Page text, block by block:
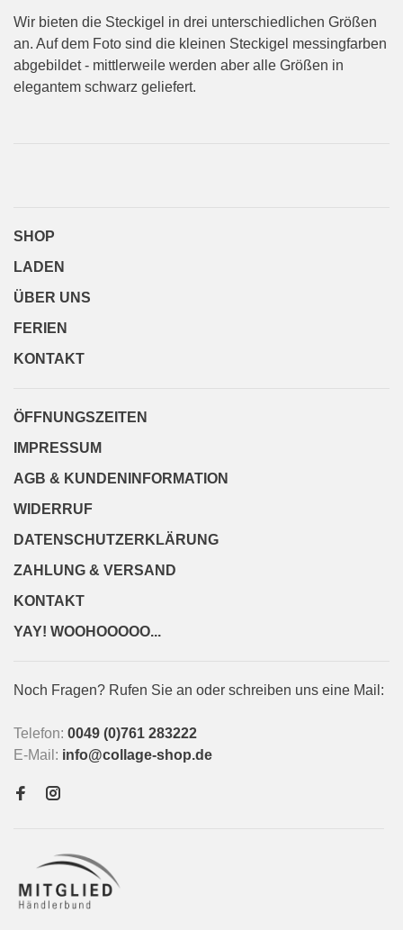
Wir bieten die Steckigel in drei unterschiedlichen Größen
an. Auf dem Foto sind die kleinen Steckigel messingfarben
abgebildet - mittlerweile werden aber alle Größen in
elegantem schwarz geliefert.
SHOP
LADEN
ÜBER UNS
FERIEN
KONTAKT
ÖFFNUNGSZEITEN
IMPRESSUM
AGB & KUNDENINFORMATION
WIDERRUF
DATENSCHUTZERKLÄRUNG
ZAHLUNG & VERSAND
KONTAKT
YAY! WOOHOOOOO...
Noch Fragen? Rufen Sie an oder schreiben uns eine Mail:
Telefon: 0049 (0)761 283222
E-Mail: info@collage-shop.de